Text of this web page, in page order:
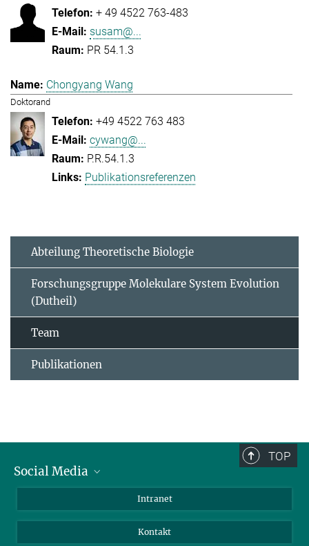
+ 49 4522 763-483
susam@...
PR 54.1.3
Chongyang Wang
Doktorand
+49 4522 763 483
cywang@...
P.R.54.1.3
Publikationsreferenzen
Abteilung Theoretische Biologie
Forschungsgruppe Molekulare System Evolution
(Dutheil)
Team
Publikationen
TOP
Social Media
Intranet
Kontakt